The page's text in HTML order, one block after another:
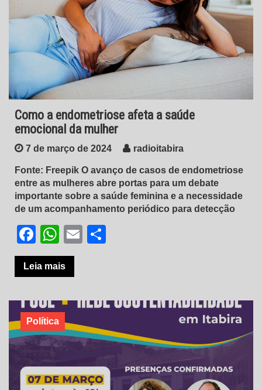
Como a endometriose afeta a saúde
emocional da mulher
7 de março de 2024 radioitabira
Fonte: Freepik O avanço de casos de endometriose
entre as mulheres abre portas para um debate
importante sobre a saúde feminina e a necessidade
de um acompanhamento periódico para detecção
Facebook
WhatsApp
Email
Leia mais
Política